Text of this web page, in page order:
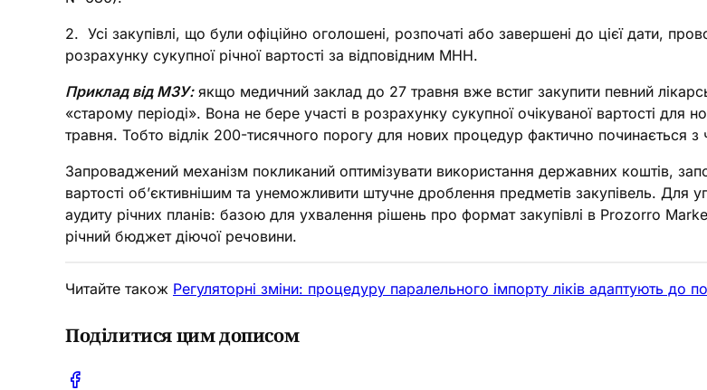
2. Усі закупівлі, що були офіційно оголошені, розпочаті або завершені до цієї дати,
розрахунку сукупної річної вартості за відповідним МНН.
Приклад від МЗУ:якщо медичний заклад до 27 травня вже встиг закупити певний
«старому періоді». Вона не бере участі в розрахунку сукупної очікуваної вартості
травня. Тобто відлік 200-тисячного порогу для нових процедур фактично починається з
Запроваджений механізм покликаний оптимізувати використання державних коштів,
вартості об’єктивнішим та унеможливити штучне дроблення предметів закупівель. Для
аудиту річних планів: базою для ухвалення рішень про формат закупівлі в Prozorro
річний бюджет діючої речовини.
Читайте також Регуляторні зміни: процедуру паралельного імпорту ліків адаптують до
Поділитися цим дописом